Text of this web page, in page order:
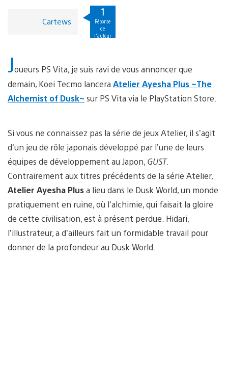
Cartews
1
Réponse
de
l'auteur
Joueurs PS Vita, je suis ravi de vous annoncer que
demain, Koei Tecmo lancera Atelier Ayesha Plus ~The
Alchemist of Dusk~ sur PS Vita via le PlayStation Store.
Si vous ne connaissez pas la série de jeux Atelier, il s’agit
d’un jeu de rôle japonais développé par l’une de leurs
équipes de développement au Japon, GUST.
Contrairement aux titres précédents de la série Atelier,
Atelier Ayesha Plusa lieu dans le Dusk World, un monde
pratiquement en ruine, où l’alchimie, qui faisait la gloire
de cette civilisation, est à présent perdue. Hidari,
l’illustrateur, a d’ailleurs fait un formidable travail pour
donner de la profondeur au Dusk World.